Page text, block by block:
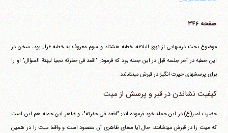
صفحه ۳۴۶
موضوع بحث درسهایی از نهج البلاغه، خطبه هشتاد و سوم معروف به خطبه غراء بود، سخن در
این خطبه در آخر جلسه قبل در این جمله بود که فرمود: "اقعد فی حفرته نجیا لبهتة السؤال" او را
برای پرسشهای حیرت انگیز در قبرش می‎نشانند.
کیفیت نشاندن در قبر و پرسش از میت
حضرت امیر(ع) در این جمله خود فرموده اند: "اقعد فی حفرته"، و ظاهر این جمله هم این است
که میت را در قبرش می‎نشانند، حال آیا معنای ظاهری آن مقصود است و واقعا میت را در همین